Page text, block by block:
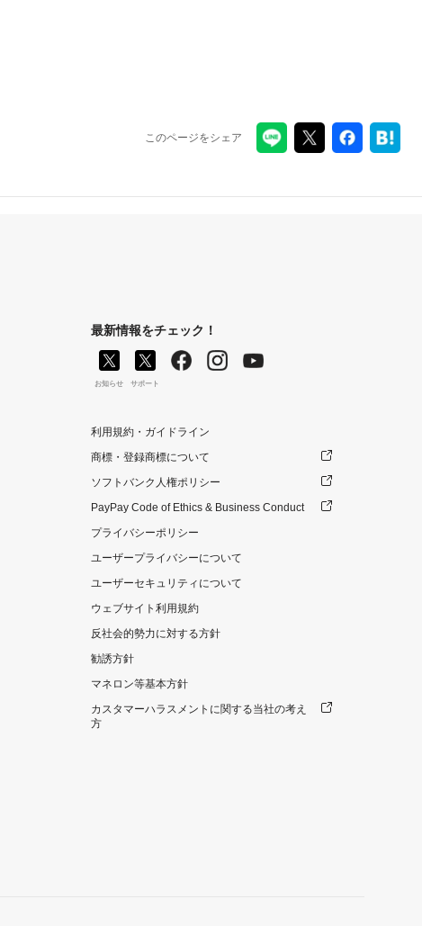
このページをシェア
最新情報をチェック！
お知らせ サポート
利用規約・ガイドライン
商標・登録商標について
ソフトバンク人権ポリシー
PayPay Code of Ethics & Business Conduct
プライバシーポリシー
ユーザープライバシーについて
ユーザーセキュリティについて
ウェブサイト利用規約
反社会的勢力に対する方針
勧誘方針
マネロン等基本方針
カスタマーハラスメントに関する当社の考え
方